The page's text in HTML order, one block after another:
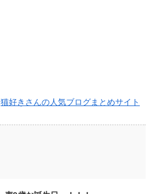
猫好きさんの人気ブログまとめサイト